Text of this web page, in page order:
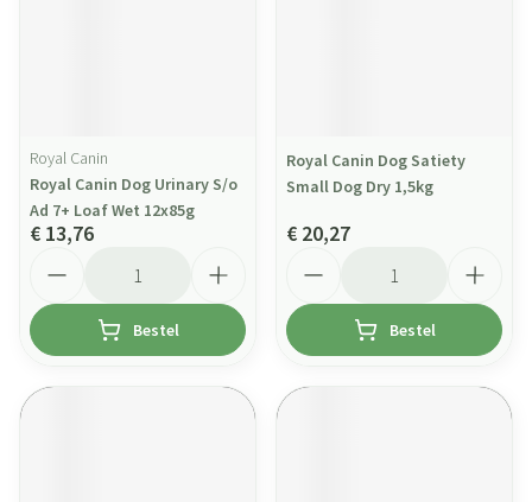
Royal Canin
Royal Canin Dog Urinary S/o
Ad 7+ Loaf Wet 12x85g
€ 13,76
Bestel
Royal Canin Dog Satiety
Small Dog Dry 1,5kg
€ 20,27
Bestel